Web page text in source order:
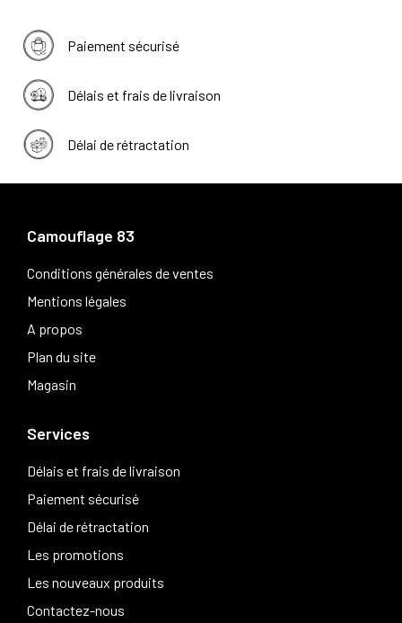
Paiement sécurisé
Délais et frais de livraison
Délai de rétractation
Camouflage 83
Conditions générales de ventes
Mentions légales
A propos
Plan du site
Magasin
Services
Délais et frais de livraison
Paiement sécurisé
Délai de rétractation
Les promotions
Les nouveaux produits
Contactez-nous